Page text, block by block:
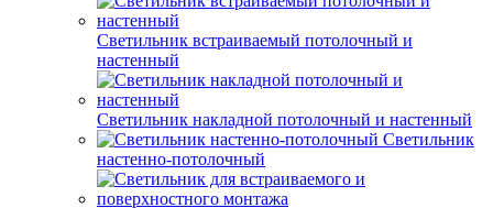
Светильник встраиваемый потолочный и
настенный
Светильник накладной потолочный и настенный
Светильник
настенно-потолочный